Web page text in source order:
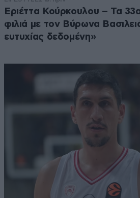
Εριέττα Κούρκουλου – Τα
φιλιά με τον Βύρωνα
ευτυχίας δεδομένη»